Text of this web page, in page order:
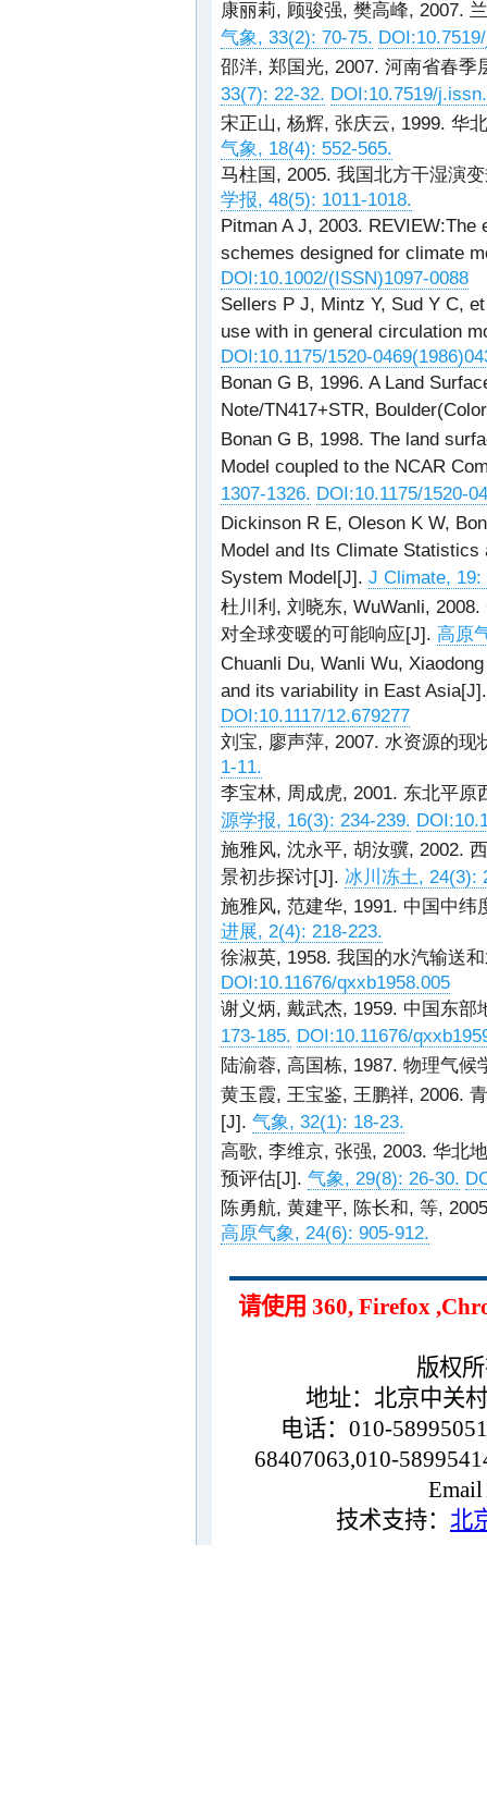
康丽莉, 顾骏强, 樊高峰, 2007.
气象, 33(2): 70-75.
邵洋, 郑国光, 2007. 河南省春
33(7): 22-32. DOI:10.7519/
宋正山, 杨辉, 张庆云, 1999. 华
气象, 18(4): 552-565.
马柱国, 2005. 我国北方干湿演
学报, 48(5): 1011-1018.
Pitman A J, 2003.
schemes designed for climate
DOI:10.1002/(ISSN)1097-0088
Sellers P J, Mintz Y, Sud Y C,
use with in general circulation
DOI:10.1175/1520-
Bonan G B, 1996. A Land
Note/TN417+STR,
Bonan G B, 1998. The land
Model coupled to the NCAR
1307-1326. DOI:10.1175/1520-
Dickinson R E, Oleson K W,
Model and Its Climate
System Model[J]. J Climate, 19:
杜川利, 刘晓东, WuWanli,
对全球变暖的可能响应[J]. 高原
Chuanli Du, Wanli Wu,
and its variability in East
DOI:10.1117/12.679277
刘宝, 廖声萍, 2007. 水资源的
1-11.
李宝林, 周成虎, 2001. 东北平
源学报, 16(3): 234-239.
施雅风, 沈永平, 胡汝骥, 2002.
景初步探讨[J]. 冰川冻土, 24(3):
施雅风, 范建华, 1991. 中国中
进展, 2(4): 218-223.
徐淑英, 1958. 我国的水汽输送
DOI:10.11676/qxxb1958.005
谢义炳, 戴武杰, 1959. 中国东
173-185. DOI:10.11676/
陆渝蓉, 高国栋, 1987. 物理气
黄玉霞, 王宝鉴, 王鹏祥, 2006.
[J]. 气象, 32(1): 18-23.
高歌, 李维京, 张强, 2003. 华北
预评估[J]. 气象, 29(8): 26-30.
陈勇航, 黄建平, 陈长和, 等,
高原气象, 24(6): 905-912.